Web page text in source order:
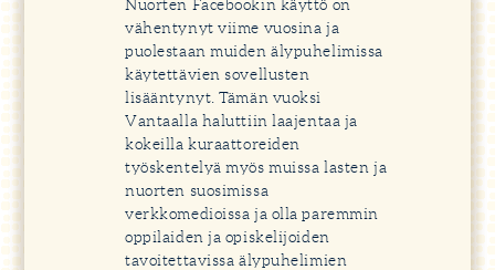
Nuorten Facebookin käyttö on
vähentynyt viime vuosina ja
puolestaan muiden älypuhelimissa
käytettävien sovellusten
lisääntynyt. Tämän vuoksi
Vantaalla haluttiin laajentaa ja
kokeilla kuraattoreiden
työskentelyä myös muissa lasten ja
nuorten suosimissa
verkkomedioissa ja olla paremmin
oppilaiden ja opiskelijoiden
tavoitettavissa älypuhelimien